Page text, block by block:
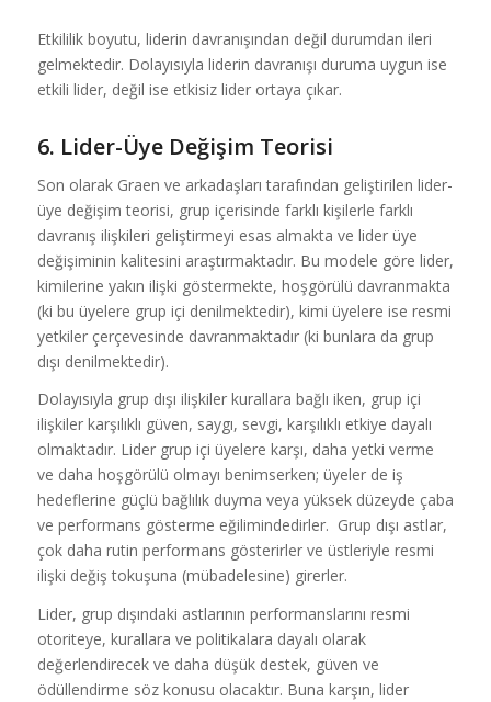
Etkililik boyutu, liderin davranışından değil durumdan ileri
gelmektedir. Dolayısıyla liderin davranışı duruma uygun ise
etkili lider, değil ise etkisiz lider ortaya çıkar.
6. Lider-Üye Değişim Teorisi
Son olarak Graen ve arkadaşları tarafından geliştirilen lider-
üye değişim teorisi, grup içerisinde farklı kişilerle farklı
davranış ilişkileri geliştirmeyi esas almakta ve lider üye
değişiminin kalitesini araştırmaktadır. Bu modele göre lider,
kimilerine yakın ilişki göstermekte, hoşgörülü davranmakta
(ki bu üyelere grup içi denilmektedir), kimi üyelere ise resmi
yetkiler çerçevesinde davranmaktadır (ki bunlara da grup
dışı denilmektedir).
Dolayısıyla grup dışı ilişkiler kurallara bağlı iken, grup içi
ilişkiler karşılıklı güven, saygı, sevgi, karşılıklı etkiye dayalı
olmaktadır. Lider grup içi üyelere karşı, daha yetki verme
ve daha hoşgörülü olmayı benimserken; üyeler de iş
hedeflerine güçlü bağlılık duyma veya yüksek düzeyde çaba
ve performans gösterme eğilimindedirler. Grup dışı astlar,
çok daha rutin performans gösterirler ve üstleriyle resmi
ilişki değiş tokuşuna (mübadelesine) girerler.
Lider, grup dışındaki astlarının performanslarını resmi
otoriteye, kurallara ve politikalara dayalı olarak
değerlendirecek ve daha düşük destek, güven ve
ödüllendirme söz konusu olacaktır. Buna karşın, lider